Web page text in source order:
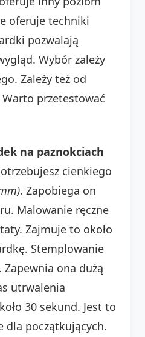
oferuje techniki
pozwalają
Wybór zależy
Zależy też od
przetestować
na paznokciach
cienkiego
. Zapobiega on
Malowanie ręczne
Zajmuje to około
Stemplowanie
ona dużą
utrwalenia
30 sekund. Jest to
dla początkujących.